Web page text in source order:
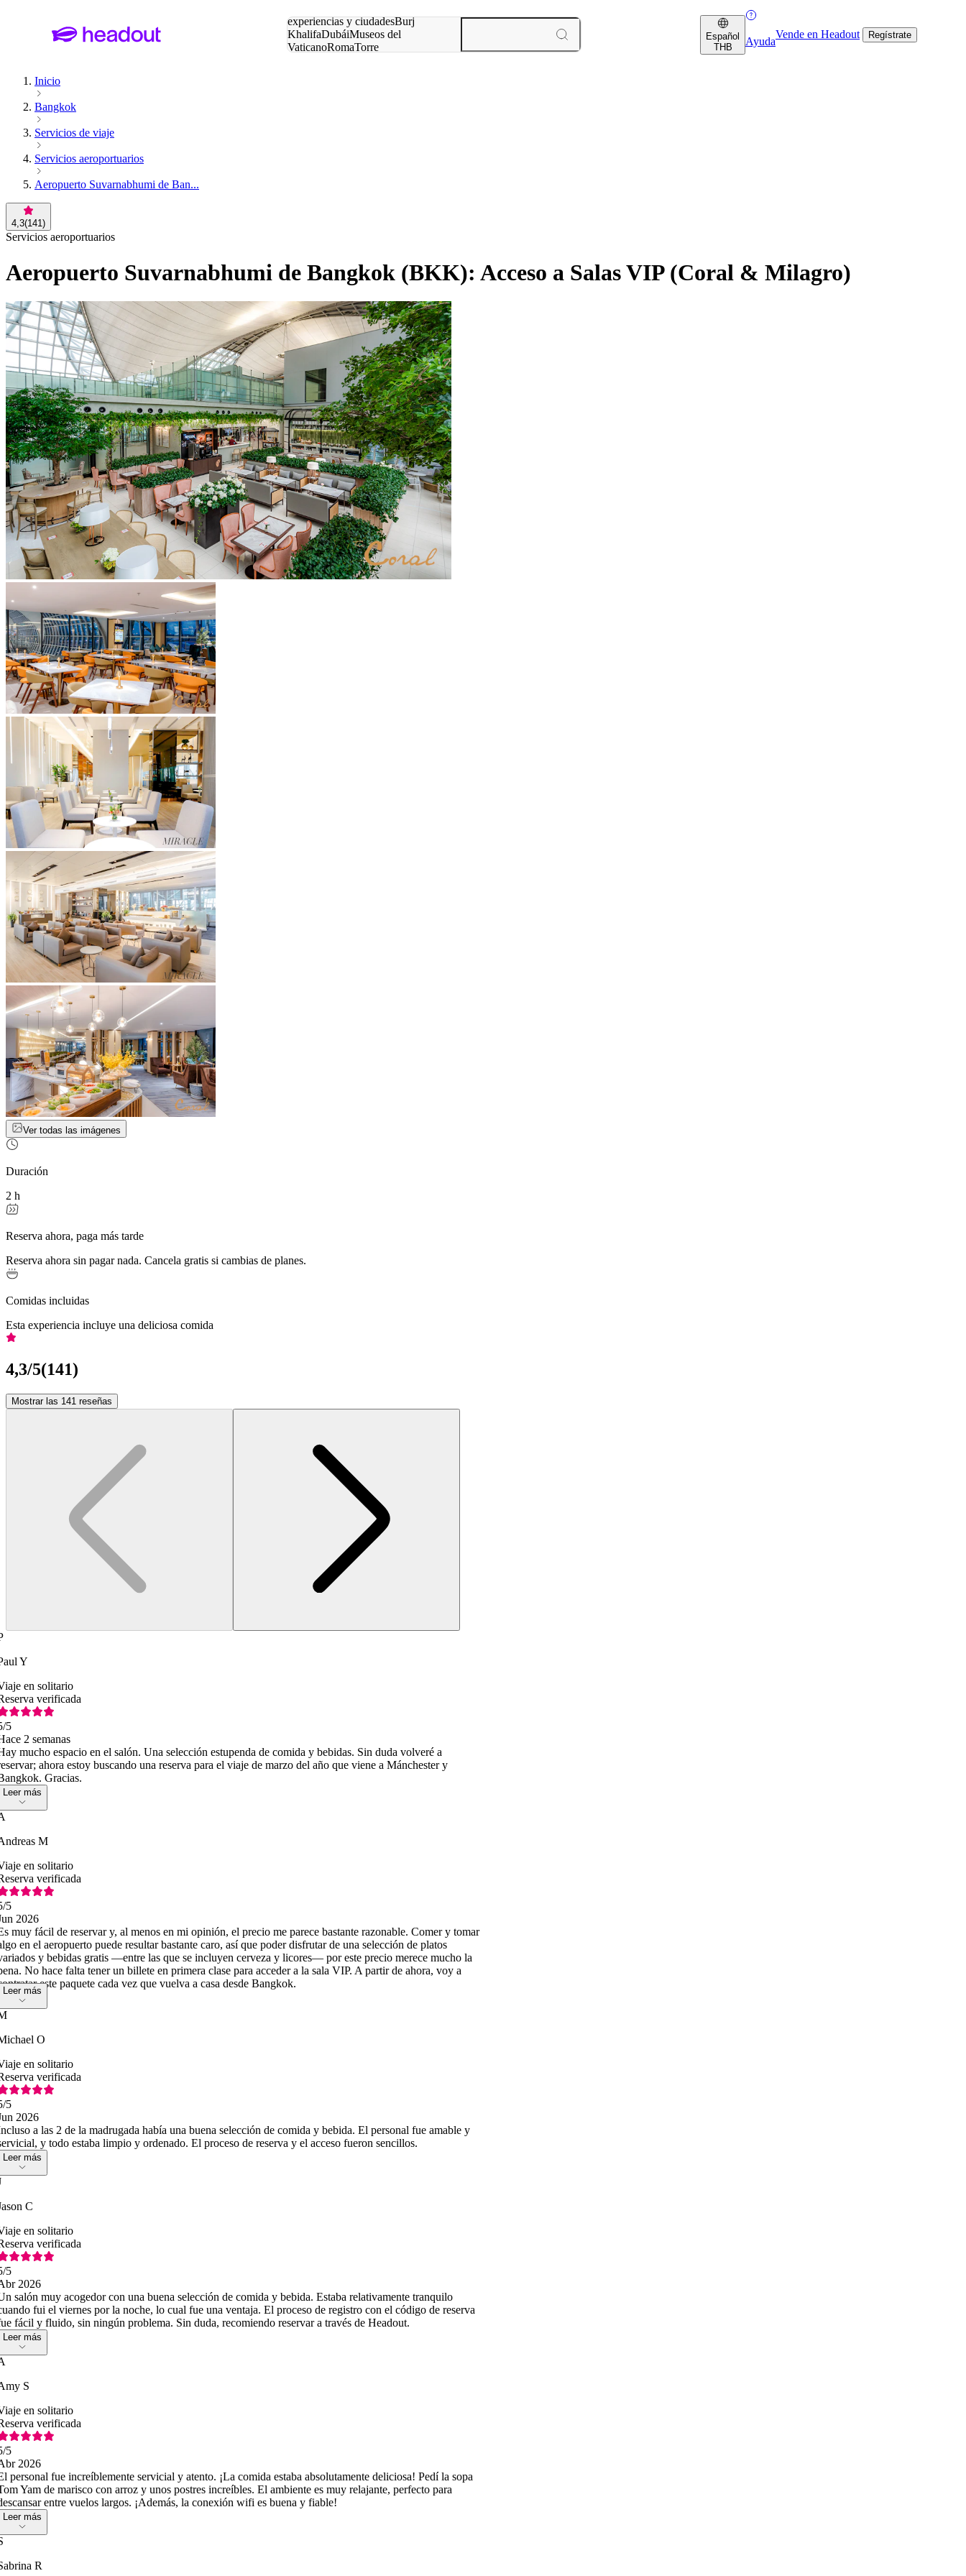
experiencias y ciudadesBurj
KhalifaDubáiMuseos del
VaticanoRomaTorre
Español
THB
Ayuda
Vende en Headout Regístrate
Inicio
Bangkok
Servicios de viaje
Servicios aeroportuarios
Aeropuerto Suvarnabhumi de Ban...
4,3(141)
Servicios aeroportuarios
Aeropuerto Suvarnabhumi de Bangkok (BKK): Acceso a Salas VIP (Coral & Milagro)
Ver todas las imágenes
Duración
2 h
Reserva ahora, paga más tarde
Reserva ahora sin pagar nada. Cancela gratis si cambias de planes.
Comidas incluidas
Esta experiencia incluye una deliciosa comida
4,3/5(141)
Mostrar las 141 reseñas
Y
en solitario
verificada
/5
2 semanas
mucho espacio en el salón. Una selección estupenda de comida y bebidas. Sin duda volveré a
ahora estoy buscando una reserva para el viaje de marzo del año que viene a Mánchester y
Gracias.
Leer más
M
en solitario
verificada
/5
2026
muy fácil de reservar y, al menos en mi opinión, el precio me parece bastante razonable. Comer y tomar
en el aeropuerto puede resultar bastante caro, así que poder disfrutar de una selección de platos
y bebidas gratis —entre las que se incluyen cerveza y licores— por este precio merece mucho la
No hace falta tener un billete en primera clase para acceder a la sala VIP. A partir de ahora, voy a
este paquete cada vez que vuelva a casa desde Bangkok.
Leer más
O
en solitario
verificada
/5
2026
a las 2 de la madrugada había una buena selección de comida y bebida. El personal fue amable y
y todo estaba limpio y ordenado. El proceso de reserva y el acceso fueron sencillos.
Leer más
C
en solitario
verificada
/5
2026
salón muy acogedor con una buena selección de comida y bebida. Estaba relativamente tranquilo
fui el viernes por la noche, lo cual fue una ventaja. El proceso de registro con el código de reserva
fácil y fluido, sin ningún problema. Sin duda, recomiendo reservar a través de Headout.
Leer más
S
en solitario
verificada
/5
2026
personal fue increíblemente servicial y atento. ¡La comida estaba absolutamente deliciosa! Pedí la sopa
Yam de marisco con arroz y unos postres increíbles. El ambiente es muy relajante, perfecto para
entre vuelos largos. ¡Además, la conexión wifi es buena y fiable!
Leer más
R